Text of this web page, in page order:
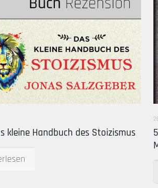
kleine Handbuch des Stoizismus